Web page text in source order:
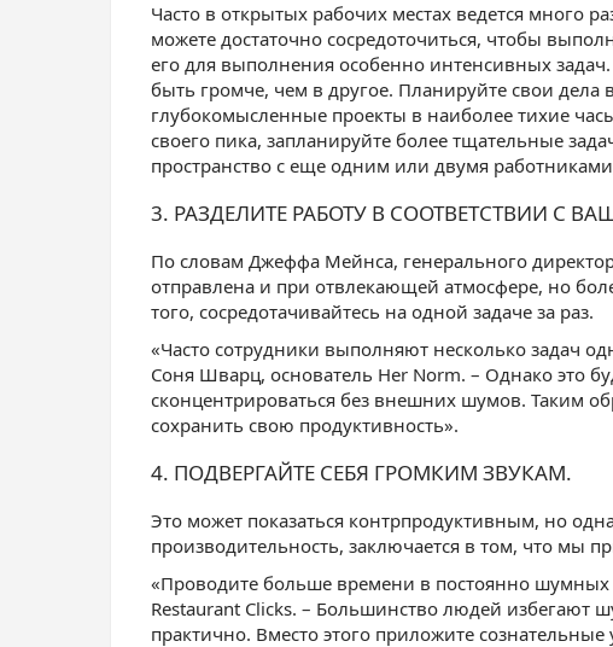
Часто в открытых рабочих местах ведется много
можете достаточно сосредоточиться, чтобы
его для выполнения особенно интенсивных
быть громче, чем в другое. Планируйте свои дела
глубокомысленные проекты в наиболее тихие
своего пика, запланируйте более тщательные
пространство с еще одним или двумя
3. РАЗДЕЛИТЕ РАБОТУ В СООТВЕТСТВИИ С
По словам Джеффа Мейнса, генерального
отправлена и при отвлекающей атмосфере, но
того, сосредотачивайтесь на одной задаче за раз.
«Часто сотрудники выполняют несколько задач
Соня Шварц, основатель Her Norm. – Однако это
сконцентрироваться без внешних шумов. Таким
сохранить свою продуктивность».
4. ПОДВЕРГАЙТЕ СЕБЯ ГРОМКИМ ЗВУКАМ.
Это может показаться контрпродуктивным, но
производительность, заключается в том, что мы
«Проводите больше времени в постоянно шумных
Restaurant Clicks. – Большинство людей избегают
практично. Вместо этого приложите